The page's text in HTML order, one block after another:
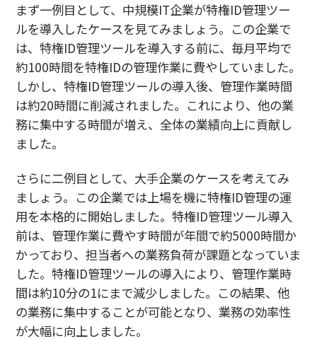
まず一例目として、中規模IT企業が特権ID管理ツー
ルを導入したケースを見てみましょう。この企業で
は、特権ID管理ツールを導入する前に、毎月平均で
約100時間を特権IDの管理作業に費やしていました。
しかし、特権ID管理ツールの導入後、管理作業時間
は約20時間に削減されました。これにより、他の業
務に集中する時間が増え、全体の業績向上に貢献し
ました。
さらに二例目として、大手企業のケースを考えてみ
ましょう。この企業では上場を機に特権ID管理の運
用を本格的に開始しました。特権ID管理ツール導入
前は、管理作業に費やす時間が年間で約5000時間か
かっており、担当者への業務負荷が課題となっていま
した。特権ID管理ツールの導入により、管理作業時
間は約10分の1にまで減少しました。この結果、他
の業務に集中することが可能となり、業務の効率性
が大幅に向上しました。